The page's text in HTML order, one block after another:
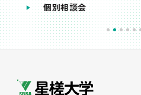
個別相談会